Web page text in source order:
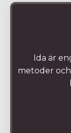
Ida är
metoder